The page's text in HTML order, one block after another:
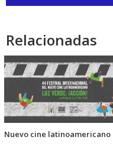
audio
Relacionadas
Nuevo cine latinoamericano